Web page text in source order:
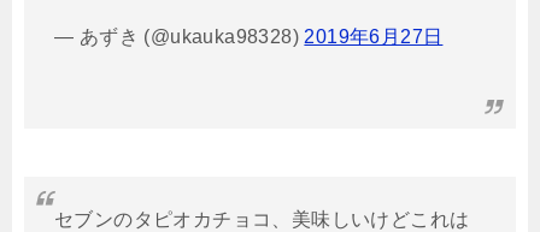
— あずき (@ukauka98328) 2019年6月27日
セブンのタピオカチョコ、美味しいけどこれは